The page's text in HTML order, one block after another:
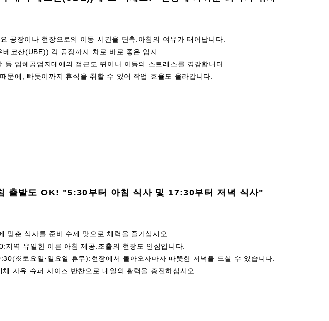
공장이나 현장으로의 이동 시간을 단축.아침의 여유가 태어납니다.
베코산(UBE)) 각 공장까지 차로 바로 좋은 입지.
등 임해공업지대에의 접근도 뛰어나 이동의 스트레스를 경감합니다.
문에, 빠듯이까지 휴식을 취할 수 있어 작업 효율도 올라갑니다.
출발도 OK! "5:30부터 아침 식사 및 17:30부터 저녁 식사"
맞춘 식사를 준비.수제 맛으로 체력을 즐기십시오.
지역 유일한 이른 아침 제공.조출의 현장도 안심입니다.
토요일·일요일 휴무):현장에서 돌아오자마자 따뜻한 저녁을 드실 수 있습니다.
체 자유.슈퍼 사이즈 반찬으로 내일의 활력을 충전하십시오.